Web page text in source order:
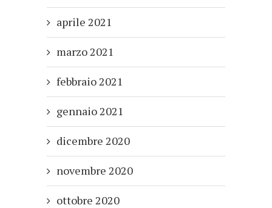
aprile 2021
marzo 2021
febbraio 2021
gennaio 2021
dicembre 2020
novembre 2020
ottobre 2020